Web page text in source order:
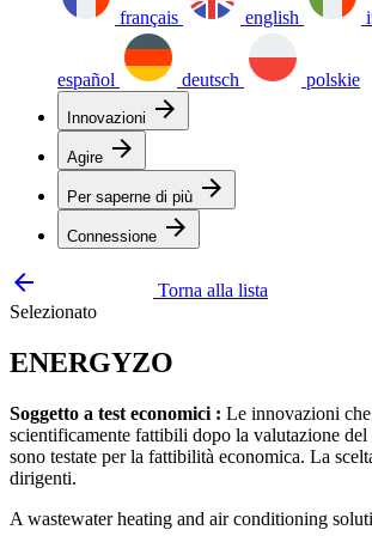
français english
español deutsch polskie
Innovazioni arrow_forward
Agire arrow_forward
Per saperne di più arrow_forward
Connessione arrow_forward
arrow_backward
Torna alla lista
Selezionato
ENERGYZO
Soggetto a test economici : Le innovazioni
scientificamente fattibili dopo la valutazione
sono testate per la fattibilità economica. La
dirigenti.
A wastewater heating and air conditioning